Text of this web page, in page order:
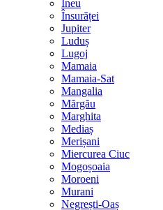
Ineu
Însurăței
Jupiter
Luduș
Lugoj
Mamaia
Mamaia-Sat
Mangalia
Mărgău
Marghita
Mediaș
Merișani
Miercurea Ciuc
Mogoșoaia
Moroeni
Murani
Negrești-Oaș